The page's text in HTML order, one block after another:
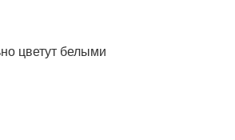
цветут белыми